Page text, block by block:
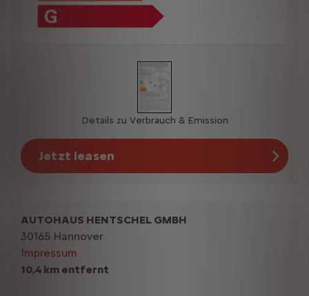
Details zu Verbrauch & Emission
Jetzt leasen
10,4 km entfernt
AUTOHAUS HENTSCHEL GMBH
30165 Hannover
Impressum